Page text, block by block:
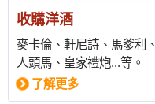
收購洋酒
麥卡倫、軒尼詩、馬爹利、
人頭馬、皇家禮炮...等。
了解更多